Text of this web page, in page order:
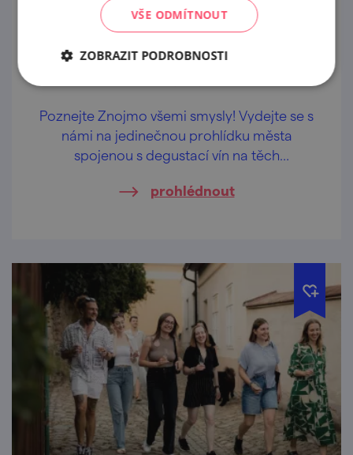
Letní procházka Znojmem s ochutnávkou
Poznejte Znojmo všemi smysly! Vydejte se s
námi na jedinečnou prohlídku města
spojenou s degustací vín na těch
prohlédnout
VŠE ODMÍTNOUT
ZOBRAZIT PODROBNOSTI